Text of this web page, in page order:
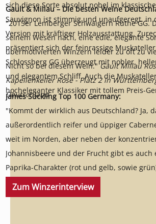
sich diese Sorte absolut nobel im
Sauvignon ist stimmig und unaufgeregt, in
Version mit kräftiger Holzausstattung.
präsentiert sich der feinrassige
Schlossberg GG überzeugt mit nobler,
und elegantem Schliff. Auch die
hocheleganter Klassiker mit tollem Preis-
Gault & Millau – Die besten Weine
"2015er Lemberger Schwaigern Ruthe GG.
seinem Wesen nach, eine edle, elegante
übermotivierten Winzern leider zu oft zu
Nicht so bei diesem Wein."Gault Millau
Kapellenkeller Rosé - Platz 2 in
Deutschland
James Suckling Top 100 Germany:
"Kommt der wirklich aus Deutschland? Ja,
außerordentlich reifer und üppiger
weit im Norden, aber neben der
Johannisbeere und der Frucht gibt es auch
Paprika-Charakter (rot und gelb, sowie
Zum Winzerinterview